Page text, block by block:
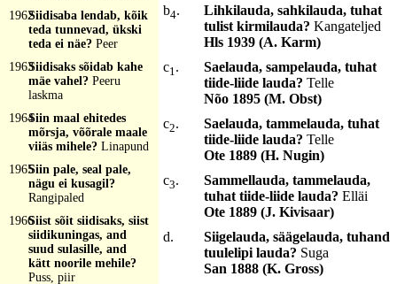
1962Siidisaba lendab, kõik
teda tunnevad, ükski
teda ei näe? Peer
1963Siidisaks sõidab kahe
mäe vahel? Peeru
laskma
1964Siin maal ehitedes
mõrsja, võõrale maale
viiäs mihele? Linapund
1965Siin pale, seal pale,
nägu ei kusagil?
Rangipaled
1966Siist sõit siidisaks, siist
siidikuningas, and
suud sulasille, and
kätt noorile mehile?
Puss, piir
b4.
Lihkilauda, sahkilauda, tuhat
tulist kirmilauda?Kangateljed
Hls 1939 (A. Karm)
c1.
Saelauda, sampelauda, tuhat
tiide-liide lauda?Telle
Nõo 1895 (M. Obst)
c2.
Saelauda, tammelauda, tuhat
tiide-liide lauda?Telle
Ote 1889 (H. Nugin)
c3.
Sammellauda, tammelauda,
tuhat tiide-liide lauda?Elläi
Ote 1889 (J. Kivisaar)
d.
Siigelauda, säägelauda, tuhand
tuulelipi lauda? Suga
San 1888 (K. Gross)